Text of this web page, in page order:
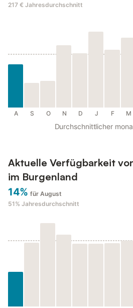
217 € Jahresdurchschnitt
A S O N D J F M
Durchschnittlicher
Aktuelle Verfügbarkeit
im Burgenland
14% für August
51% Jahresdurchschnitt